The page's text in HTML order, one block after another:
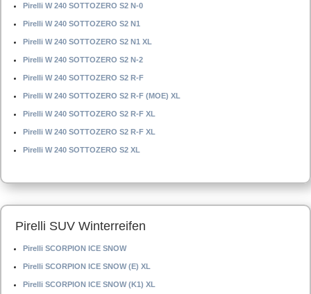
Pirelli W 240 SOTTOZERO S2 N-0
Pirelli W 240 SOTTOZERO S2 N1
Pirelli W 240 SOTTOZERO S2 N1 XL
Pirelli W 240 SOTTOZERO S2 N-2
Pirelli W 240 SOTTOZERO S2 R-F
Pirelli W 240 SOTTOZERO S2 R-F (MOE) XL
Pirelli W 240 SOTTOZERO S2 R-F XL
Pirelli W 240 SOTTOZERO S2 R-F XL
Pirelli W 240 SOTTOZERO S2 XL
Pirelli SUV Winterreifen
Pirelli SCORPION ICE SNOW
Pirelli SCORPION ICE SNOW (E) XL
Pirelli SCORPION ICE SNOW (K1) XL